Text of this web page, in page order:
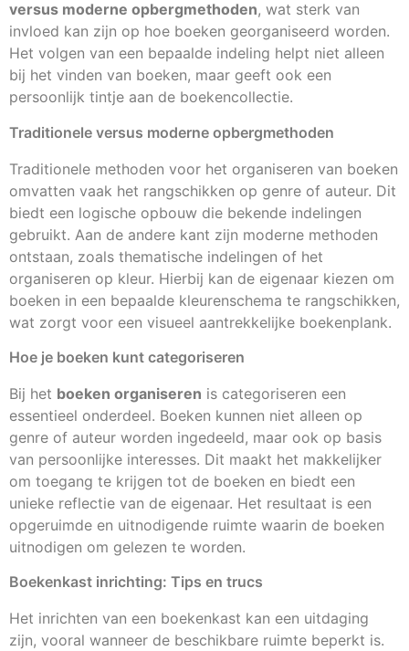
versus moderne opbergmethoden, wat sterk van
invloed kan zijn op hoe boeken georganiseerd worden.
Het volgen van een bepaalde indeling helpt niet alleen
bij het vinden van boeken, maar geeft ook een
persoonlijk tintje aan de boekencollectie.
Traditionele versus moderne opbergmethoden
Traditionele methoden voor het organiseren van boeken
omvatten vaak het rangschikken op genre of auteur. Dit
biedt een logische opbouw die bekende indelingen
gebruikt. Aan de andere kant zijn moderne methoden
ontstaan, zoals thematische indelingen of het
organiseren op kleur. Hierbij kan de eigenaar kiezen om
boeken in een bepaalde kleurenschema te rangschikken,
wat zorgt voor een visueel aantrekkelijke boekenplank.
Hoe je boeken kunt categoriseren
Bij het boeken organiseren is categoriseren een
essentieel onderdeel. Boeken kunnen niet alleen op
genre of auteur worden ingedeeld, maar ook op basis
van persoonlijke interesses. Dit maakt het makkelijker
om toegang te krijgen tot de boeken en biedt een
unieke reflectie van de eigenaar. Het resultaat is een
opgeruimde en uitnodigende ruimte waarin de boeken
uitnodigen om gelezen te worden.
Boekenkast inrichting: Tips en trucs
Het inrichten van een boekenkast kan een uitdaging
zijn, vooral wanneer de beschikbare ruimte beperkt is.